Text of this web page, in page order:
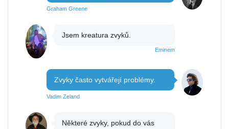
Graham Greene
Jsem kreatura zvyků.
Eminem
Zvyky často vytvářejí problémy.
Vadim Zeland
Některé zvyky, pokud do vás